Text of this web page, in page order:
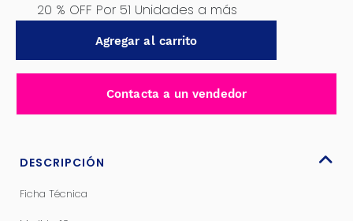
20 % OFF Por 51 Unidades a más
10
Agregar al carrito
Contacta a un vendedor
DESCRIPCIÓN
Ficha Técnica